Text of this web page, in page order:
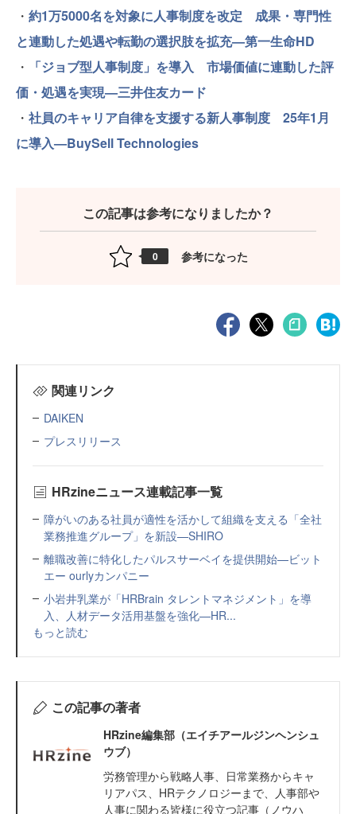
・ 約1万5000名を対象に人事制度を改定 成果・専門性
と連動した処遇や転勤の選択肢を拡充—第一生命HD
・
「ジョブ型人事制度」を導入 市場価値に連動した評
価・処遇を実現—三井住友カード
・ 社員のキャリア自律を支援する新人事制度 25年1月
に導入—BuySell Technologies
この記事は参考になりましたか？
0 参考になった
関連リンク
DAIKEN
プレスリリース
HRzineニュース連載記事一覧
障がいのある社員が適性を活かして組織を支える「全社
業務推進グループ」を新設—SHIRO
離職改善に特化したパルスサーベイを提供開始—ビット
エー ourlyカンパニー
小岩井乳業が「HRBrain タレントマネジメント」を導
入、人材データ活用基盤を強化—HR...
もっと読む
この記事の著者
HRzine編集部（エイチアールジンヘンシュ
ウブ）
労務管理から戦略人事、日常業務からキャ
リアパス、HRテクノロジーまで、人事部や
人事に関わる皆様に役立つ記事（ノウハ